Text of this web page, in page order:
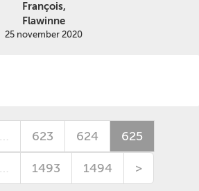
François,
Flawinne
25 november 2020
… 623 624 625
… 1493 1494 >